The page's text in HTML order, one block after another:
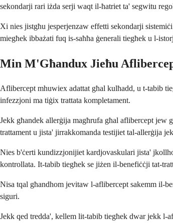
sekondarji rari iżda serji waqt il-ħatriet ta' segwitu
Xi nies jistgħu jesperjenzaw effetti sekondarji
miegħek ibbażati fuq is-saħħa ġenerali tiegħek u l-
Min M'Għandux Jieħu
Aflibercept mhuwiex adattat għal kulħadd, u t-tabib
infezzjoni ma tiġix trattata kompletament.
Jekk għandek allerġija magħrufa għal aflibercept
trattament u jista' jirrakkomanda testijiet tal-allerġija
Nies b'ċerti kundizzjonijiet kardjovaskulari jista'
kontrollata. It-tabib tiegħek se jiżen il-benefiċċji tat-
Nisa tqal għandhom jevitaw l-aflibercept sakemm il-
siguri.
Jekk qed tredda', kellem lit-tabib tiegħek dwar jekk